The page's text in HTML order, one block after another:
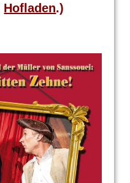
Hofladen.)